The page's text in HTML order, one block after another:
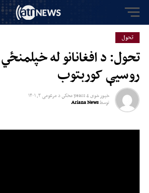
تحول
تحول: د افغانانو له
روسیې کوربتوب
خپور شوی4 years مخکي د مرغومی ۳, ۱۴۰۱
توسطAriana News